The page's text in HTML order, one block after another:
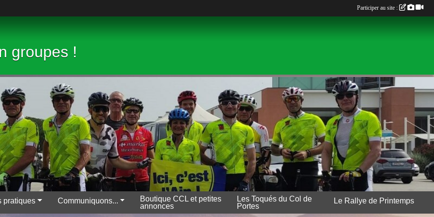
groupes !
pratiques Communiquons...
Boutique CCL et petites
annonces
Les Toqués du Col de
Portes
Le Rallye de Printemps
Participer au site :